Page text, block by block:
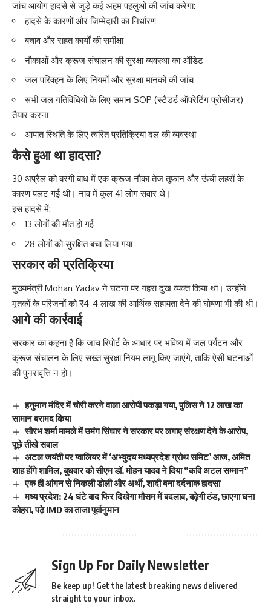
जांच आयोग हादसे से जुड़े कई अहम पहलुओं की जांच करेगा:
हादसे के कारणों और जिम्मेदारी का निर्धारण
बचाव और राहत कार्यों की समीक्षा
नौकाओं और क्रूज संचालन की सुरक्षा व्यवस्था का ऑडिट
जल परिवहन के लिए नियमों और सुरक्षा मानकों की जांच
सभी जल गतिविधियों के लिए समान SOP (स्टैंडर्ड ऑपरेटिंग प्रोसीजर)
तैयार करना
आपात स्थिति के लिए त्वरित प्रतिक्रिया दल की व्यवस्था
कैसे हुआ था हादसा?
30 अप्रैल को बरगी बांध में एक क्रूज नौका तेज तूफान और ऊंची लहरों के
कारण पलट गई थी। नाव में कुल 41 लोग सवार थे।
इस हादसे में:
13 लोगों की मौत हो गई
28 लोगों को सुरक्षित बचा लिया गया
सरकार की प्रतिक्रिया
मुख्यमंत्री Mohan Yadav ने घटना पर गहरा दुख व्यक्त किया था। उन्होंने
मृतकों के परिजनों को ₹4-4 लाख की आर्थिक सहायता देने की घोषणा भी की थी।
आगे की कार्रवाई
सरकार का कहना है कि जांच रिपोर्ट के आधार पर भविष्य में जल पर्यटन और
क्रूज संचालन के लिए सख्त सुरक्षा नियम लागू किए जाएंगे, ताकि ऐसी घटनाओं
की पुनरावृत्ति न हो।
हनुमान मंदिर में चोरी करने वाला आरोपी पकड़ा गया, पुलिस ने 12 लाख का
सामान बरामद किया
सौरभ शर्मा मामले में उमंग सिंघार ने सरकार पर लगाए संरक्षण देने के आरोप,
पूछे तीखे सवाल
अटल जयंती पर ग्वालियर में ‘अभ्युदय मध्यप्रदेश ग्रोथ समिट’ आज, अमित
शाह होंगे शामिल, बुधवार को सीएम डॉ. मोहन यादव ने दिया “कवि अटल सम्मान”
एक ही आंगन से निकली डोली और अर्थी, शादी बना दर्दनाक हादसा
मध्य प्रदेश: 24 घंटे बाद फिर दिखेगा मौसम में बदलाव, बढ़ेगी ठंड, छाएगा घना
कोहरा, पढ़े IMD का ताजा पूर्वानुमान
Sign Up For Daily Newsletter
Be keep up! Get the latest breaking news delivered
straight to your inbox.